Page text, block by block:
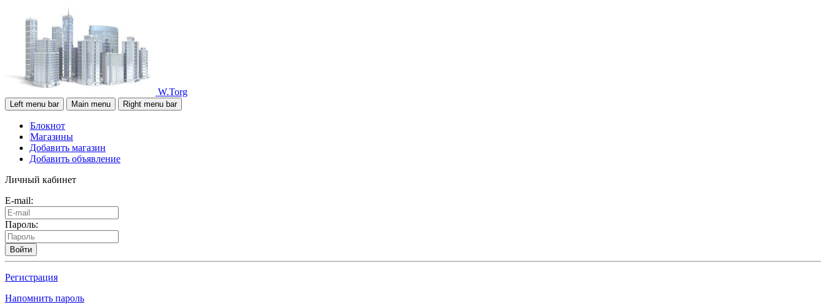
W.Torg
Left menu bar Main menu Right menu bar
Блокнот
Магазины
Добавить магазин
Добавить объявление
Личный кабинет
E-mail:
Пароль:
Войти
Регистрация
Напомнить пароль